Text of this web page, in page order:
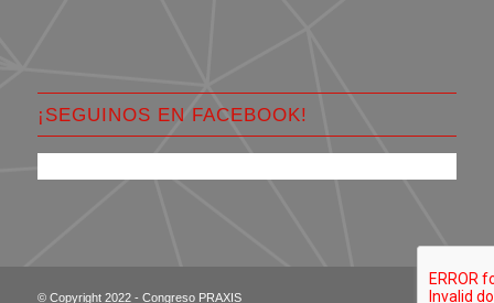
¡SEGUINOS EN FACEBOOK!
© Copyright 2022 - Congreso PRAXIS